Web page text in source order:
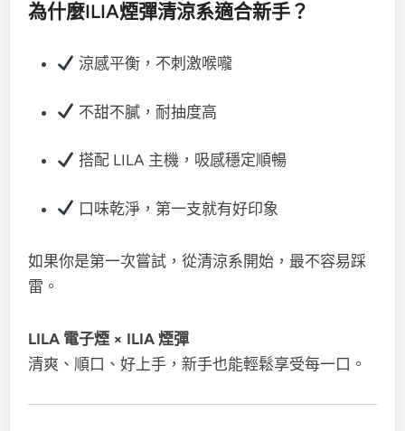
為什麼ILIA煙彈清涼系適合新手？
涼感平衡，不刺激喉嚨
不甜不膩，耐抽度高
搭配 LILA 主機，吸感穩定順暢
口味乾淨，第一支就有好印象
如果你是第一次嘗試，從清涼系開始，最不容易踩
雷。
LILA 電子煙 × ILIA 煙彈
清爽、順口、好上手，新手也能輕鬆享受每一口。